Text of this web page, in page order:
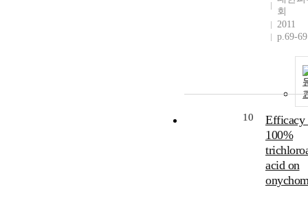
회
2011
p.69-69
10
Efficacy
100%
acid on